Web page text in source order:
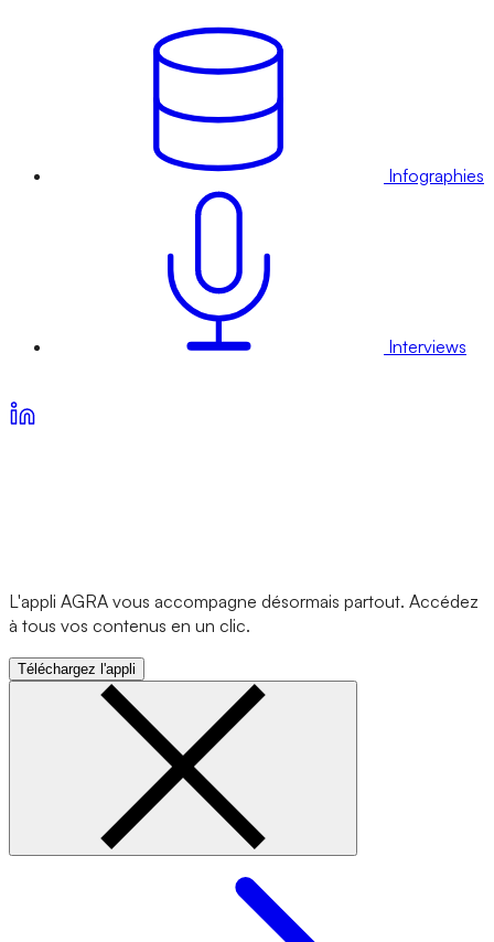
Infographies
Interviews
L'appli AGRA vous accompagne désormais partout. Accédez
à tous vos contenus en un clic.
Téléchargez l'appli